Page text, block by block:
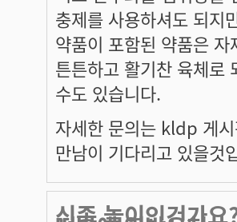
충제를 사용하셔도 되지
약품이 포함된 약품은
튼튼하고 활기찬 육체로
수도 있습니다.
자세한 문의는 kldp 게
만남이 기다리고 있을것
신종 놀이인건가